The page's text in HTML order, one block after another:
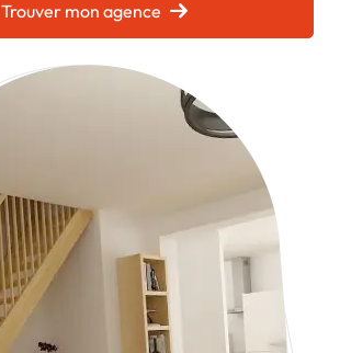
Trouver mon agence